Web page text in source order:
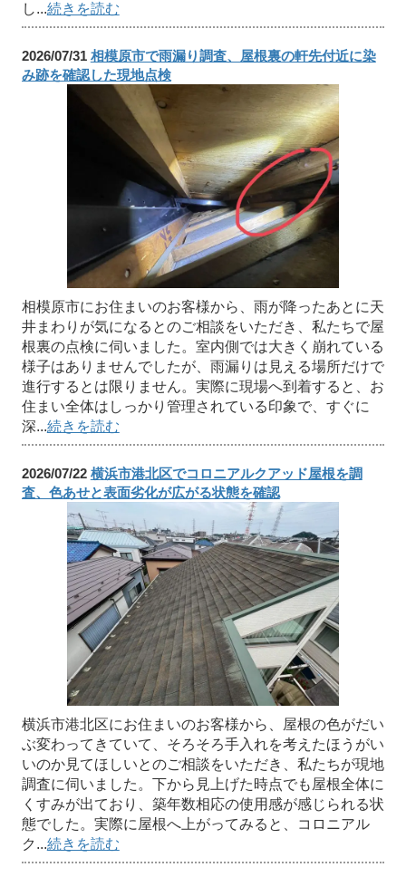
し...続きを読む
2026/07/31 相模原市で雨漏り調査、屋根裏の軒先付近に染
み跡を確認した現地点検
相模原市にお住まいのお客様から、雨が降ったあとに天
井まわりが気になるとのご相談をいただき、私たちで屋
根裏の点検に伺いました。室内側では大きく崩れている
様子はありませんでしたが、雨漏りは見える場所だけで
進行するとは限りません。実際に現場へ到着すると、お
住まい全体はしっかり管理されている印象で、すぐに
深...続きを読む
2026/07/22 横浜市港北区でコロニアルクアッド屋根を調
査、色あせと表面劣化が広がる状態を確認
横浜市港北区にお住まいのお客様から、屋根の色がだい
ぶ変わってきていて、そろそろ手入れを考えたほうがい
いのか見てほしいとのご相談をいただき、私たちが現地
調査に伺いました。下から見上げた時点でも屋根全体に
くすみが出ており、築年数相応の使用感が感じられる状
態でした。実際に屋根へ上がってみると、コロニアル
ク...続きを読む